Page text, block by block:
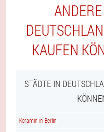
KAUFEN
STÄDTE IN
Keramin in Berlin